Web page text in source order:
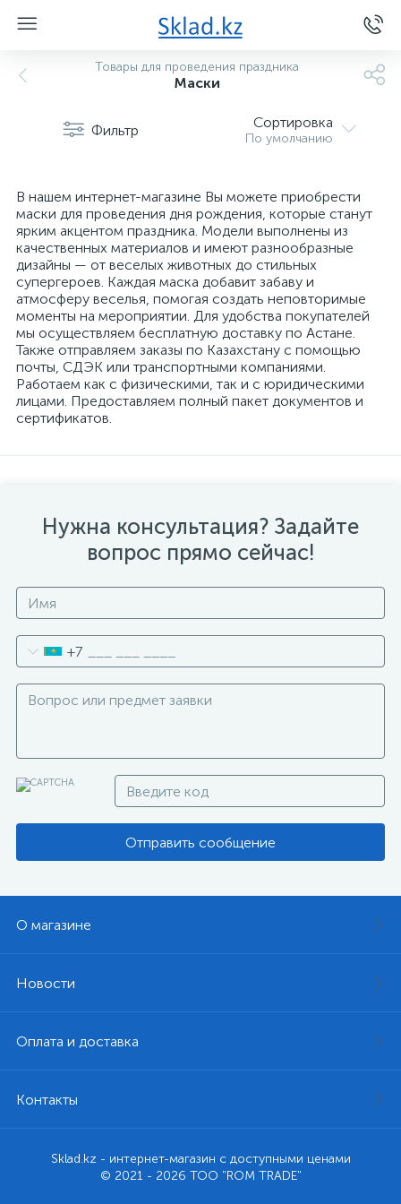
Товары для проведения праздника
Маски
Фильтр Сортировка
По умолчанию
В нашем интернет-магазине Вы можете приобрести
маски для проведения дня рождения, которые станут
ярким акцентом праздника. Модели выполнены из
качественных материалов и имеют разнообразные
дизайны — от веселых животных до стильных
супергероев. Каждая маска добавит забаву и
атмосферу веселья, помогая создать неповторимые
моменты на мероприятии. Для удобства покупателей
мы осуществляем бесплатную доставку по Астане.
Также отправляем заказы по Казахстану с помощью
почты, СДЭК или транспортными компаниями.
Работаем как с физическими, так и с юридическими
лицами. Предоставляем полный пакет документов и
сертификатов.
Нужна консультация? Задайте
вопрос прямо сейчас!
+7
Отправить сообщение
О магазине
Новости
Оплата и доставка
Контакты
Sklad.kz - интернет-магазин с доступными ценами
© 2021 - 2026 ТОО "ROM TRADE"